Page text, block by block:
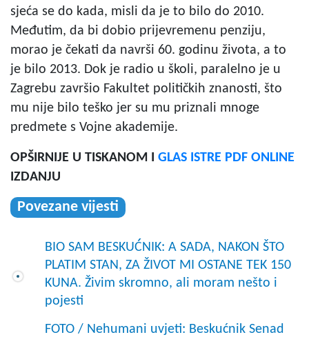
sjeća se do kada, misli da je to bilo do 2010.
Međutim, da bi dobio prijevremenu penziju,
morao je čekati da navrši 60. godinu života, a to
je bilo 2013. Dok je radio u školi, paralelno je u
Zagrebu završio Fakultet političkih znanosti, što
mu nije bilo teško jer su mu priznali mnoge
predmete s Vojne akademije.
OPŠIRNIJE U TISKANOM I GLAS ISTRE PDF ONLINE
IZDANJU
Povezane vijesti
BIO SAM BESKUĆNIK: A SADA, NAKON ŠTO
PLATIM STAN, ZA ŽIVOT MI OSTANE TEK 150
KUNA. Živim skromno, ali moram nešto i
pojesti
FOTO / Nehumani uvjeti: Beskućnik Senad